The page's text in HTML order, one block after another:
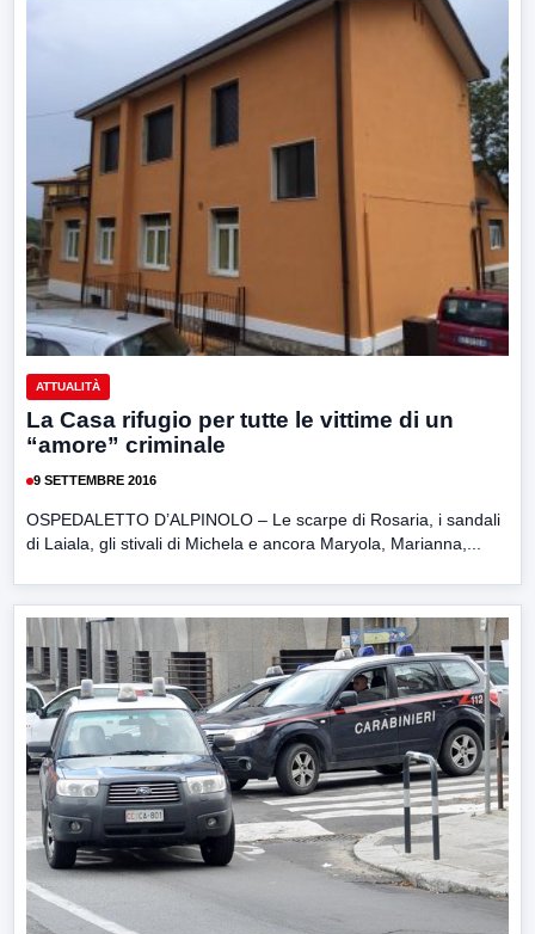
ATTUALITÀ
La Casa rifugio per tutte le vittime di un
“amore” criminale
9 SETTEMBRE 2016
OSPEDALETTO D’ALPINOLO – Le scarpe di Rosaria, i sandali
di Laiala, gli stivali di Michela e ancora Maryola, Marianna,...